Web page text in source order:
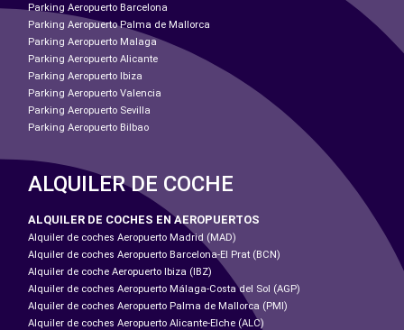
Parking Aeropuerto Barcelona
Parking Aeropuerto Palma de Mallorca
Parking Aeropuerto Malaga
Parking Aeropuerto Alicante
Parking Aeropuerto Ibiza
Parking Aeropuerto Valencia
Parking Aeropuerto Sevilla
Parking Aeropuerto Bilbao
ALQUILER DE COCHE
ALQUILER DE COCHES EN AEROPUERTOS
Alquiler de coches Aeropuerto Madrid (MAD)
Alquiler de coches Aeropuerto Barcelona-El Prat (BCN)
Alquiler de coche Aeropuerto Ibiza (IBZ)
Alquiler de coches Aeropuerto Málaga-Costa del Sol (AGP)
Alquiler de coches Aeropuerto Palma de Mallorca (PMI)
Alquiler de coches Aeropuerto Alicante-Elche (ALC)